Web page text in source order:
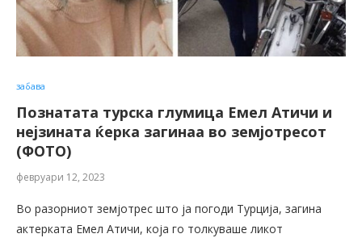
забава
Познатата турска глумица Емел Атичи и
нејзината ќерка загинаа во земјотресот
(ФОТО)
февруари 12, 2023
Во разорниот земјотрес што ја погоди Турција, загина
актерката Емел Атичи, која го толкуваше ликот